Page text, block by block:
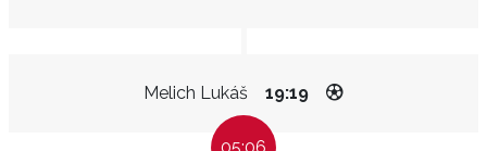
Melich Lukáš 19:19